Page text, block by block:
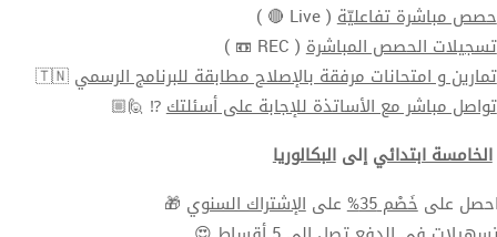
حصص مباشرة تفاعليّة( Live 🔴 )
تسجيلات الحصص المباشرة( REC 📼 )
تمارين و امتحانات مرفقة بالإصلاح مطابقة للبرنامج الرسمي 🇹🇳
تواصل مباشر مع الأساتذة للإجابة على أسئلتك⁉ 🙋🏼
الخامسة ابتدائيإلىالبكالوريا
علىخَصْم 35% علىالإشتراك السنوي 🎁